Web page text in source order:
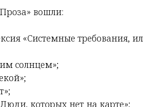
вошли:
«Системные требования,
солнцем»;
которых нет на карте»;